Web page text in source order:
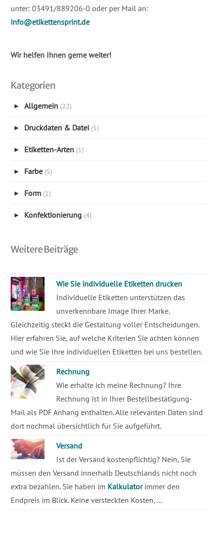
unter: 03491/889206-0 oder per Mail an:
info@etikettensprint.de
Wir helfen Ihnen gerne weiter!
Kategorien
▶ Allgemein (22)
▶ Druckdaten & Datei (5)
▶ Etiketten-Arten (1)
▶ Farbe (5)
▶ Form (1)
▶ Konfektionierung (4)
Weitere Beiträge
Wie Sie individuelle Etiketten drucken
Individuelle Etiketten unterstützen das
unverkennbare Image Ihrer Marke.
Gleichzeitig steckt die Gestaltung voller Entscheidungen.
Hier erfahren Sie, auf welche Kriterien Sie achten können
und wie Sie Ihre individuellen Etiketten bei uns bestellen.
Rechnung
Wie erhalte ich meine Rechnung? Ihre
Rechnung ist in Ihrer Bestellbestätigung-
Mail als PDF Anhang enthalten. Alle relevanten Daten sind
dort nochmal übersichtlich für Sie aufgeführt.
Versand
Ist der Versand kostenpflichtig? Nein, Sie
müssen den Versand innerhalb Deutschlands nicht noch
extra bezahlen. Sie haben im Kalkulatorimmer den
Endpreis im Blick. Keine versteckten Kosten, ...